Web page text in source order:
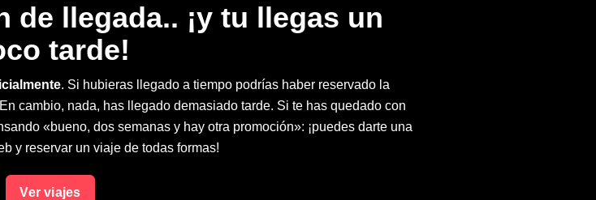
de llegada.. ¡y tu llegas un
tarde!
. Si hubieras llegado a tiempo podrías haber reservado la
cambio, nada, has llegado demasiado tarde. Si te has quedado con
«bueno, dos semanas y hay otra promoción»: ¡puedes darte una
y reservar un viaje de todas formas!
Ver viajes